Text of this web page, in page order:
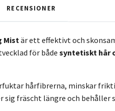
RECENSIONER
Mistär ett effektivt och
för både syntetiskt hår
hårfibrerna, minskar
sig fräscht längre och behåller